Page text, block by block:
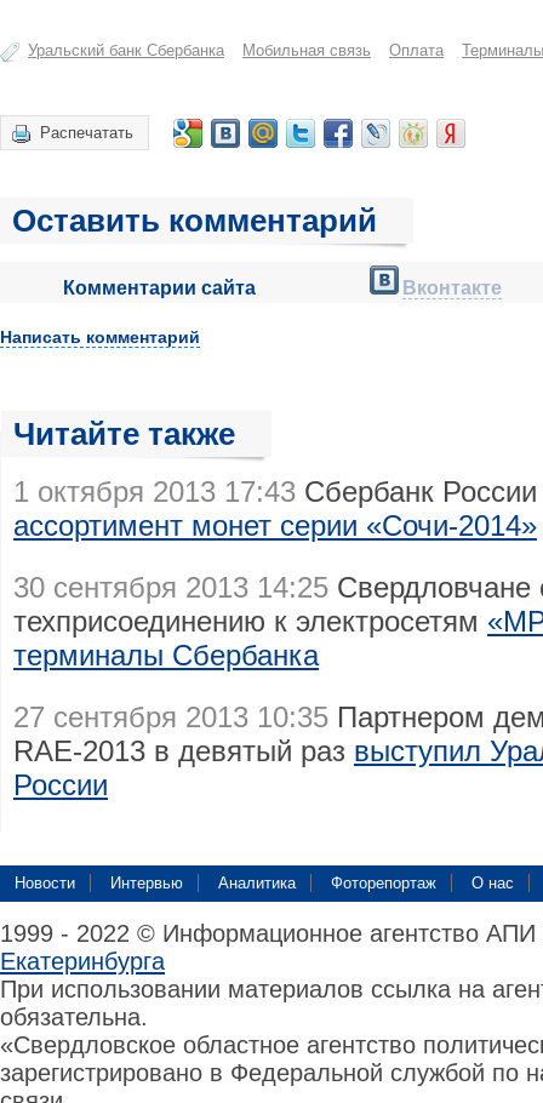
Уральский банк Сбербанка Мобильная связь Оплата Терминалы
Распечатать
Оставить комментарий
Комментарии сайта Вконтакте
Написать комментарий
Читайте также
1 октября 2013 17:43 Сбербанк
ассортимент монет серии «Сочи-2014»
30 сентября 2013 14:25 Свердловчане
техприсоединению к электросетям
терминалы Сбербанка
27 сентября 2013 10:35 Партнером
RAE-2013 в девятый раз выступил
России
Новости Интервью Аналитика Фоторепортаж О нас
1999 - 2022 © Информационное агентство
Екатеринбурга
При использовании материалов ссылка на
обязательна.
«Свердловское областное агентство
зарегистрировано в Федеральной службой по